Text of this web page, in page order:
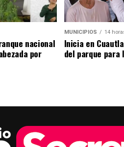
nacional
por
MUNICIPIOS 14
Inicia en
del parque para